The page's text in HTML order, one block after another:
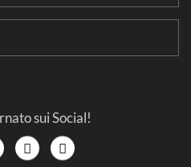
sui Social!